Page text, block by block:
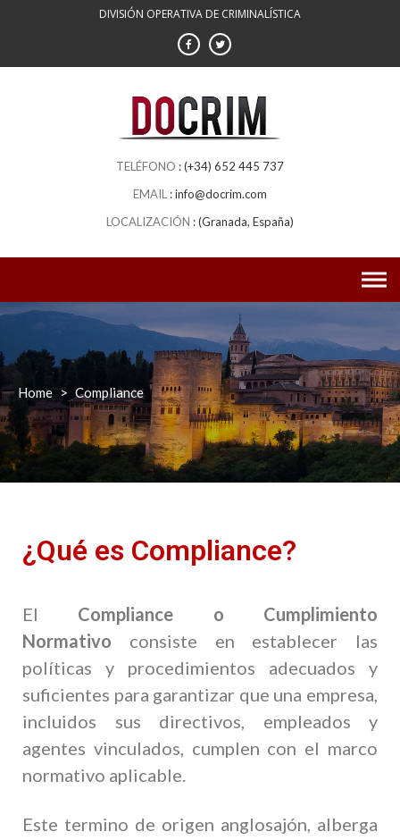
DIVISIÓN OPERATIVA DE CRIMINALÍSTICA
(+34) 652 445 737
info@docrim.com
(Granada, España)
Home > Compliance
¿Qué es Compliance?
El Compliance o Cumplimiento
Normativo consiste en establecer las
políticas y procedimientos adecuados y
suficientes para garantizar que una empresa,
incluidos sus directivos, empleados y
agentes vinculados, cumplen con el marco
normativo aplicable.
Este termino de origen anglosajón, alberga